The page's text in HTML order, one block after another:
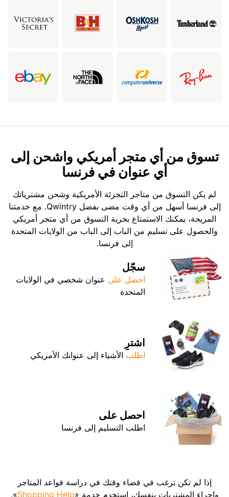
تسوق من أي متجر أمريكي واشحن إلى
أي عنوان في فرنسا
لم يكن التسوق من متاجر التجزئة الأمريكية وشحن مشترياتك
إلى فرنسا أسهل من أي وقت مضى بفضل Qwintry. مع خدمتنا
المريحة، يمكنك الاستمتاع بحرية التسوق من أي متجر أمريكي
والحصول على تسليم من الباب إلى الباب من الولايات المتحدة
إلى فرنسا.
سجّل
احصل على عنوان شخصي في الولايات
المتحدة
اشترِ
اطلب الأشياء إلى عنوانك الأمريكي
احصل على
اطلب التسليم إلى فرنسا
إذا لم تكن ترغب في قضاء وقتك في دراسة قواعد المتاجر
وإجراء المشتريات بنفسك، استخدم خدمة «Shopping Help
».